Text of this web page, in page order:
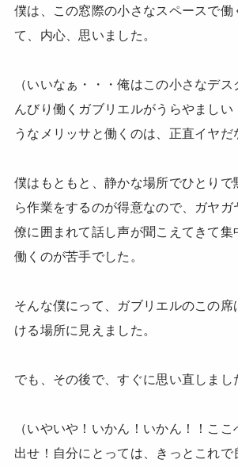
僕は、この窓際の小さなスペースで働
て、内心、思いました。
（いいなぁ・・・俺はこの小さなデ
んびり働くガブリエルがうらやましい
うなメリッサと働くのは、正直イヤだ
僕はもともと、静かな場所でひとりで
ら作業をするのが得意なので、ガヤガ
僚に囲まれて話し声が聞こえてきて集
働くのが苦手でした。
そんな僕にって、ガブリエルのこの席
ける場所に見えました。
でも、その後で、すぐに思い直しまし
（いやいや！いかん！いかん！！こ
出せ！自分にとっては、きっとこれで